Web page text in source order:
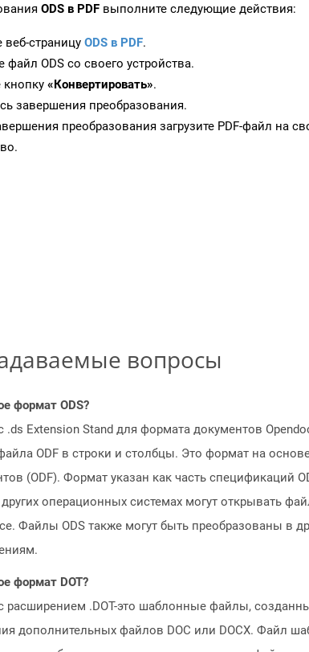
ODS в PDF выполните следующие действия:
веб-страницу ODS в PDF.
файл ODS со своего устройства.
«Конвертировать».
завершения преобразования.
преобразования загрузите PDF-файл на
вопросы
формат ODS?
Extension Stand для формата документов
ODF в строки и столбцы. Это формат на
(ODF). Формат указан как часть спецификаций
операционных системах могут открывать
Файлы ODS также могут быть преобразованы в
формат DOT?
.DOT-это шаблонные файлы,
дополнительных файлов DOC или DOCX. Файл